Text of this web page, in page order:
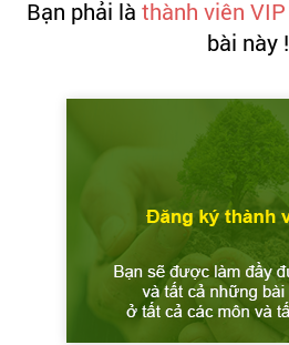
Bạn phải là thành viên VIP
bài này !